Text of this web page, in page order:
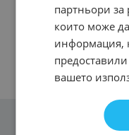
партньори за
които може
информация,
вашето